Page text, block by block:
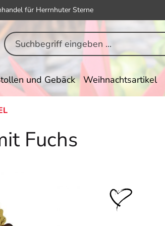
für Herrnhuter Sterne
und Gebäck Weihnachtsartikel
Fuchs